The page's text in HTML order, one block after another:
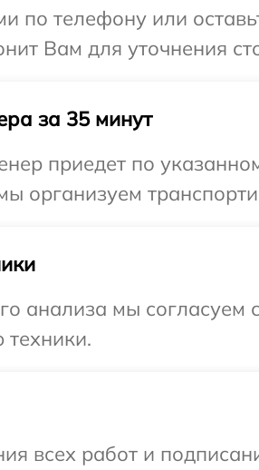
по телефону или
Вам для уточнения
за 35 минут
приедет по
организуем
анализа мы согласуем
техники.
всех работ и